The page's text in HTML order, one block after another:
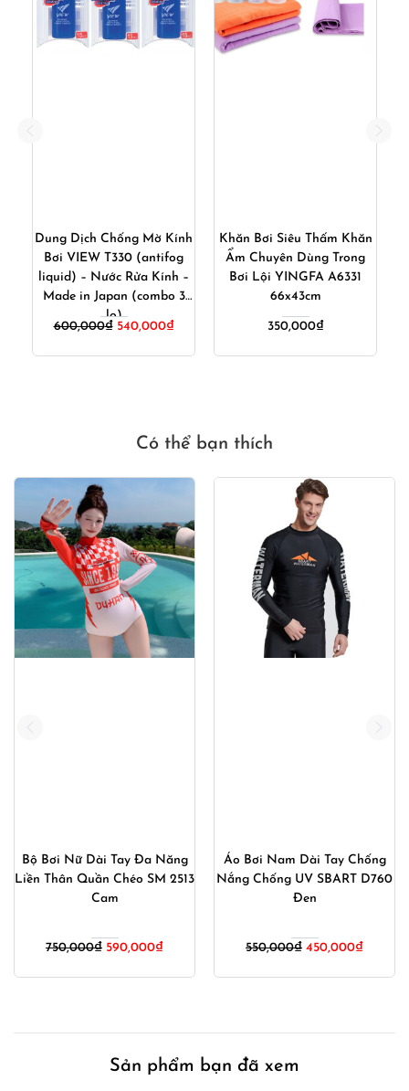
Dung Dịch Chống Mờ Kính
Bơi VIEW T330 (antifog
liquid) – Nước Rửa Kính –
Made in Japan (combo 3
lọ)
600,000₫ Giá
540,000₫Giá
Khăn Bơi Siêu Thấm Khăn
Ẩm Chuyên Dùng Trong
Bơi Lội YINGFA A6331
66x43cm
350,000₫
Có thể bạn thích
Bộ Bơi Nữ Dài Tay Đa Năng
Liền Thân Quần Chéo SM 2513
Cam
750,000₫ Giá
590,000₫Giá
Áo Bơi Nam Dài Tay Chống
Nắng Chống UV SBART D760
Đen
550,000₫ Giá
450,000₫Giá
Sản phẩm bạn đã xem